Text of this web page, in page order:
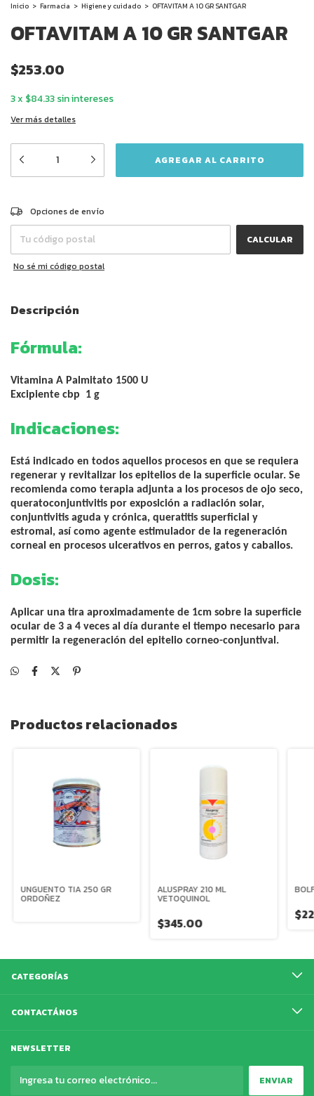
Inicio > Farmacia > Higiene y cuidado > OFTAVITAM A 10 GR SANTGAR
OFTAVITAM A 10 GR SANTGAR
$253.00
3x $84.33sin intereses
Ver más detalles
Entregas para el CP:
Opciones de envío
CALCULAR
No sé mi código postal
Descripción
Fórmula:
Vitamina A Palmitato 1500 U
Excipiente cbp 1 g
Indicaciones:
Está indicado en todos aquellos procesos en que se requiera
regenerar y revitalizar los epitelios de la superficie ocular. Se
recomienda como terapia adjunta a los procesos de ojo seco,
queratoconjuntivitis por exposición a radiación solar,
conjuntivitis aguda y crónica, queratitis superficial y
estromal, así como agente estimulador de la regeneración
corneal en procesos ulcerativos en perros, gatos y caballos.
Dosis:
Aplicar una tira aproximadamente de 1cm sobre la superficie
ocular de 3 a 4 veces al día durante el tiempo necesario para
permitir la regeneración del epitelio corneo-conjuntival.
Productos relacionados
UNGUENTO TIA 250 GR
ORDOÑEZ
ALUSPRAY 210 ML
VETOQUINOL
$345.00
CATEGORÍAS
CONTACTÁNOS
NEWSLETTER